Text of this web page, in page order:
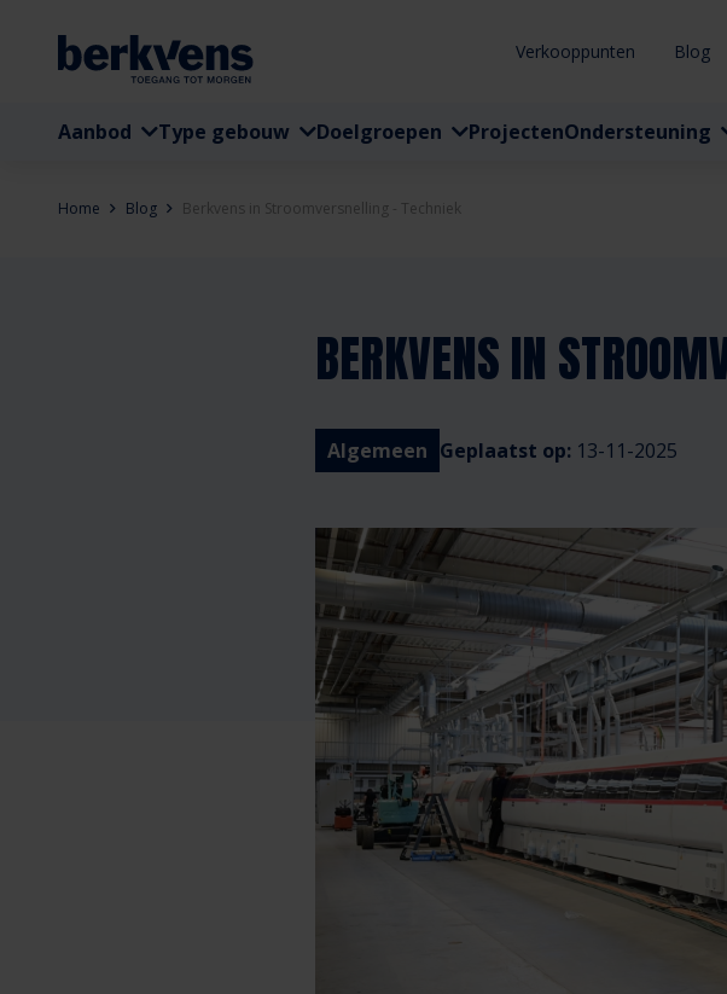
Verkooppunten Blog
Aanbod Type gebouw Doelgroepen ProjectenOndersteuning
Home Blog Berkvens in Stroomversnelling - Techniek
BERKVENS IN
Algemeen Geplaatst op: 13-11-2025